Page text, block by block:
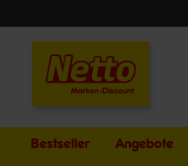
Bestseller Angebote